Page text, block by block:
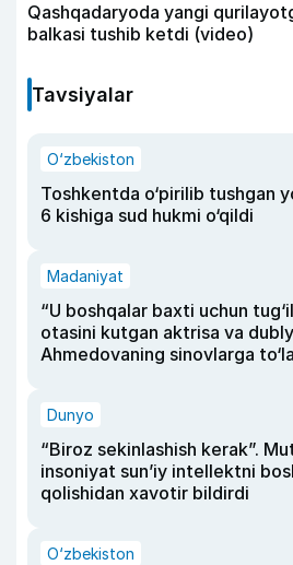
Qashqadaryoda yangi
balkasi tushib ketdi (video)
Tavsiyalar
O‘zbekiston
Toshkentda o‘pirilib tushgan
6 kishiga sud hukmi o‘qildi
Madaniyat
“U boshqalar baxti uchun
otasini kutgan aktrisa va
Ahmedovaning sinovlarga
Dunyo
“Biroz sekinlashish kerak”.
insoniyat sun’iy intellektni
qolishidan xavotir bildirdi
O‘zbekiston